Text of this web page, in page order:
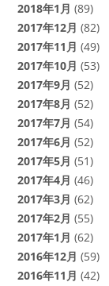
2018年1月 (89)
2017年12月 (82)
2017年11月 (49)
2017年10月 (53)
2017年9月 (52)
2017年8月 (52)
2017年7月 (54)
2017年6月 (52)
2017年5月 (51)
2017年4月 (46)
2017年3月 (62)
2017年2月 (55)
2017年1月 (62)
2016年12月 (59)
2016年11月 (42)